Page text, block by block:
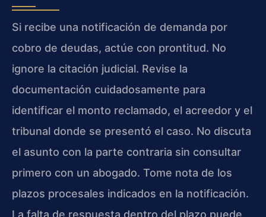
Si recibe una notificación de demanda por
cobro de deudas, actúe con prontitud. No
ignore la citación judicial. Revise la
documentación cuidadosamente para
identificar el monto reclamado, el acreedor y el
tribunal donde se presentó el caso. No discuta
el asunto con la parte contraria sin consultar
primero con un abogado. Tome nota de los
plazos procesales indicados en la notificación.
La falta de respuesta dentro del plazo puede